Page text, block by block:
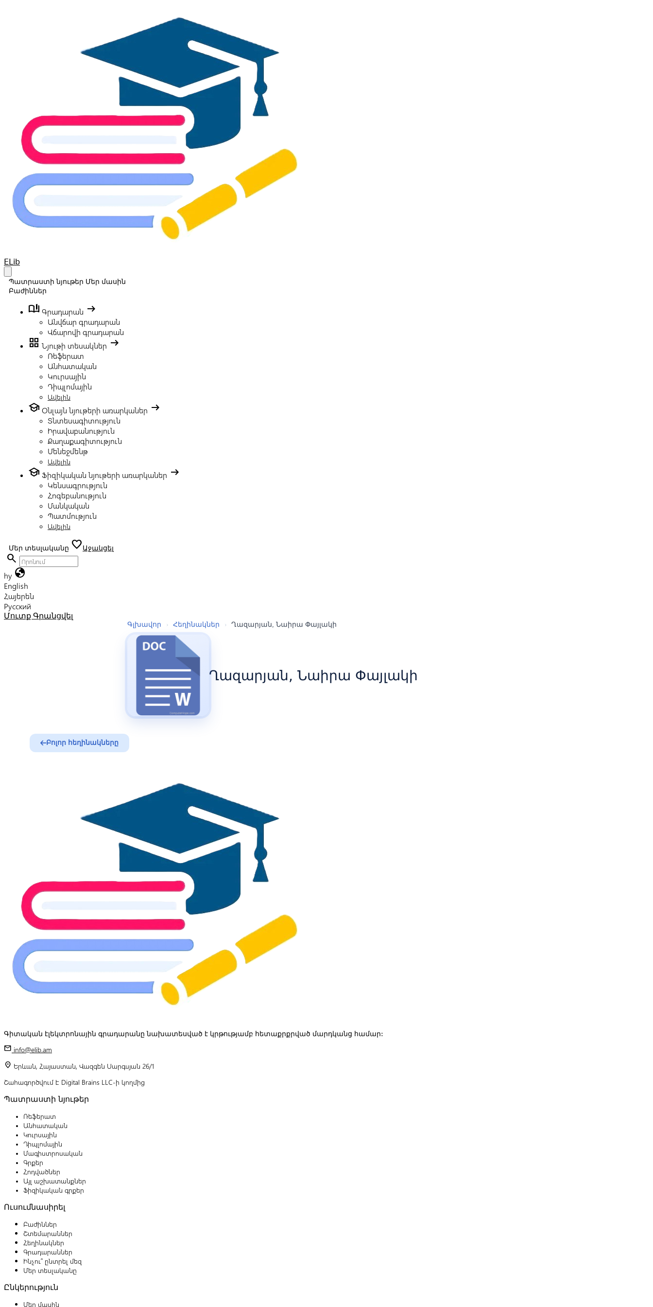
Your Company
ELib
Պատրաստի նյութեր Մեր մասին
Բաժիններ
book_ribbon Գրադարան arrow_right_alt
Անվճար գրադարան
Վճարովի գրադարան
grid_view Նյութի տեսակներ arrow_right_alt
Ռեֆերատ
Անհատական
Կուրսային
Դիպլոմային
Ավելին
school Օնլայն նյութերի առարկաներ arrow_right_alt
Տնտեսագիտություն
Իրավաբանություն
Քաղաքագիտություն
Մենեջմենթ
Ավելին
school Ֆիզիկական նյութերի առարկաներ arrow_right_alt
Կենսագրություն
Հոգեբանություն
Մանկական
Պատմություն
Ավելին
Մեր տեսլականը favoriteԱջակցել
search
hy globe
English
Հայերեն
Русский
Մուտք Գրանցվել
Գլխավոր › Հեղինակներ › Ղազարյան, Նաիրա Փայլակի
Ղազարյան, Նաիրա Փայլակի
Բոլոր հեղինակները
Գիտական էլեկտրոնային գրադարանը նախատեսված է կրթությամբ հետաքրքրված մարդկանց համար:
mail info@elib.am
location_on Երևան, Հայաստան, Վազգեն Սարգսյան 26/1
Շահագործվում է Digital Brains LLC-ի կողմից
Պատրաստի նյութեր
Ռեֆերատ
Անհատական
Կուրսային
Դիպլոմային
Մագիստրոսական
Գրքեր
Հոդվածներ
Այլ աշխատանքներ
Ֆիզիկական գրքեր
Ուսումնասիրել
Բաժիններ
Շտեմարաններ
Հեղինակներ
Գրադարաններ
Ինչու՞ ընտրել մեզ
Մեր տեսլականը
Ընկերություն
Մեր մասին